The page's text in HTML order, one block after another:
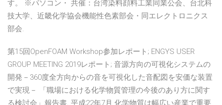
す。 ※パソコン・ 共催：台湾染料顔料工業同業公会、台北科
技大学、近畿化学協会機能性色素部会・同エレクトロニクス
部会.
第15回OpenFOAM Workshop参加レポート; ENGYS USER
GROUP MEETING 2019レポート; 音源方向の可視化システムの
開発－360度全方向からの音を可視化した音配図を安価な装置
で実現－ 「職場における化学物質管理の今後のあり方に関す